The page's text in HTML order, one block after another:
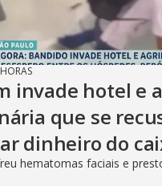
invade hotel e
que se
dinheiro do
hematomas faciais e